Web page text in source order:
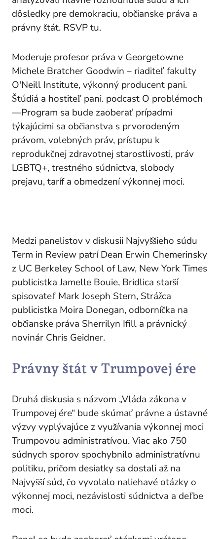
dôsledky pre demokraciu, občianske práva a
právny štát. RSVP tu.
Moderuje profesor práva v Georgetowne
Michele Bratcher Goodwin – riaditeľ fakulty
O'Neill Institute, výkonný producent pani.
Štúdiá a hostiteľ pani. podcast O problémoch
—Program sa bude zaoberať prípadmi
týkajúcimi sa občianstva s prvorodeným
právom, volebných práv, prístupu k
reprodukčnej zdravotnej starostlivosti, práv
LGBTQ+, trestného súdnictva, slobody
prejavu, taríf a obmedzení výkonnej moci.
Medzi panelistov v diskusii Najvyššieho súdu
Term in Review patrí Dean Erwin Chemerinsky
z UC Berkeley School of Law, New York Times
publicistka Jamelle Bouie, Bridlica starší
spisovateľ Mark Joseph Stern, Strážca
publicistka Moira Donegan, odborníčka na
občianske práva Sherrilyn Ifill a právnický
novinár Chris Geidner.
Právny štát v Trumpovej ére
Druhá diskusia s názvom „Vláda zákona v
Trumpovej ére“ bude skúmať právne a ústavné
výzvy vyplývajúce z využívania výkonnej moci
Trumpovou administratívou. Viac ako 750
súdnych sporov spochybnilo administratívnu
politiku, pričom desiatky sa dostali až na
Najvyšší súd, čo vyvolalo naliehavé otázky o
výkonnej moci, nezávislosti súdnictva a deľbe
moci.